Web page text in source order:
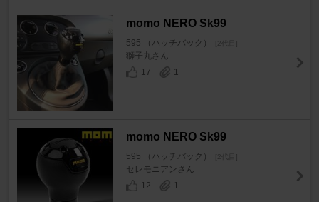
momo NERO Sk99
595 （ハッチバック） [2代目]
獅子丸さん
17
1
momo NERO Sk99
595 （ハッチバック） [2代目]
セレモニアンさん
12
1